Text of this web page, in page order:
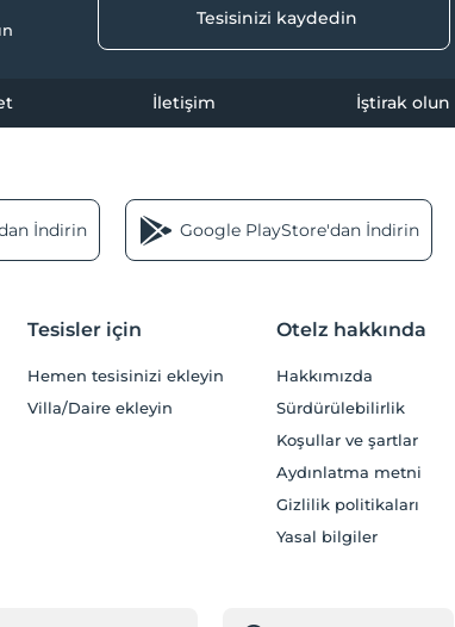
Tesisinizi kaydedin
İletişim İştirak olun
İndirin Google PlayStore'dan İndirin
Tesisler için
Hemen tesisinizi ekleyin
Villa/Daire ekleyin
Otelz hakkında
Hakkımızda
Sürdürülebilirlik
Koşullar ve şartlar
Aydınlatma metni
Gizlilik politikaları
Yasal bilgiler